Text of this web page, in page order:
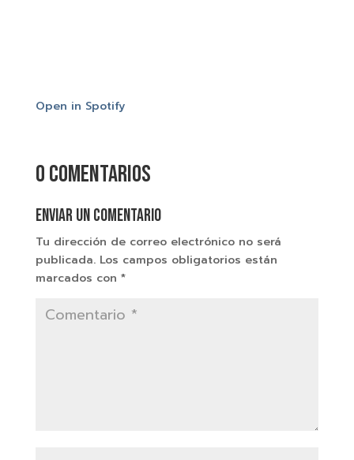
Open in Spotify
0 comentarios
Enviar un comentario
Tu dirección de correo electrónico no será
publicada. Los campos obligatorios están
marcados con *